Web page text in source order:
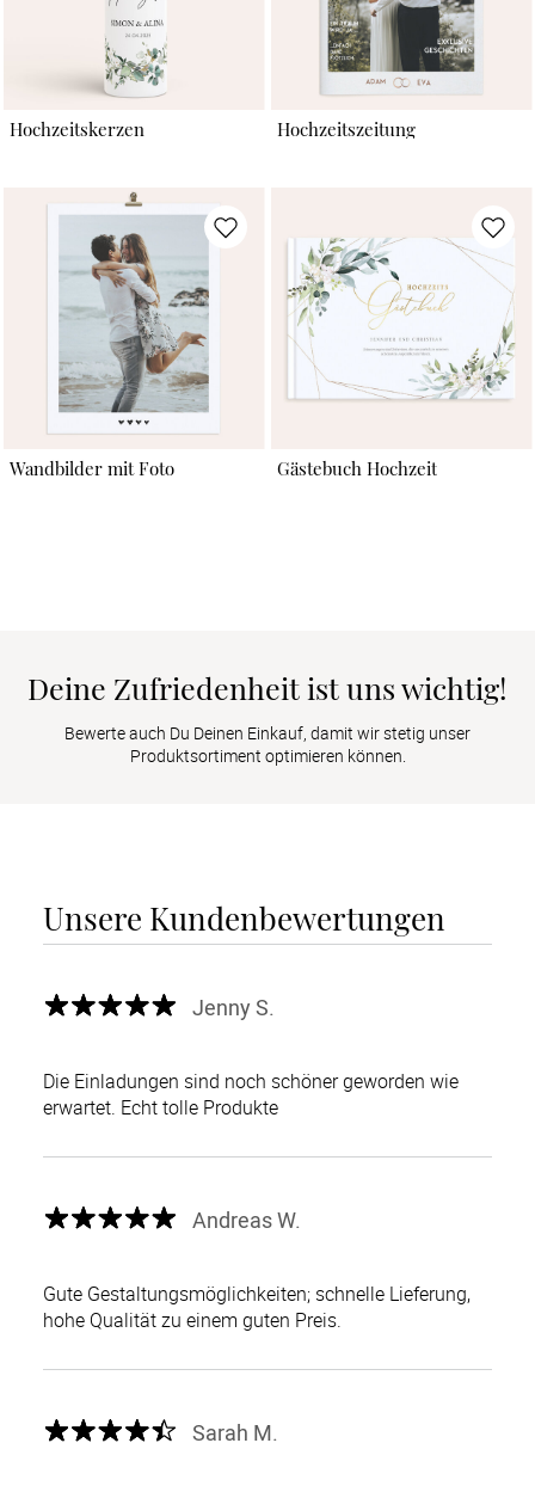
Hochzeitskerzen Hochzeitszeitung
Wandbilder mit Foto Gästebuch Hochzeit
Deine Zufriedenheit ist uns wichtig!
Bewerte auch Du Deinen Einkauf, damit wir stetig unser
Produktsortiment optimieren können.
Unsere Kundenbewertungen
Jenny S.
Die Einladungen sind noch schöner geworden wie
erwartet. Echt tolle Produkte
Andreas W.
Gute Gestaltungsmöglichkeiten; schnelle Lieferung,
hohe Qualität zu einem guten Preis.
Sarah M.